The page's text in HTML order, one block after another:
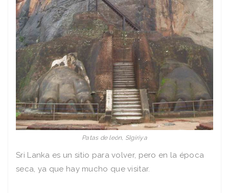
Patas de león, SIgiriya
Sri Lanka es un sitio para volver, pero en la época
seca, ya que hay mucho que visitar.